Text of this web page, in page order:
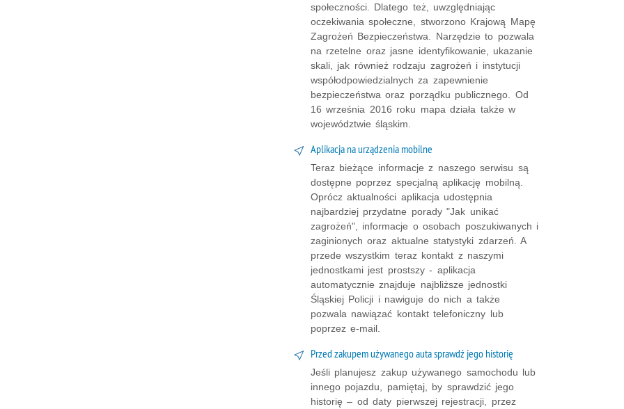
społeczności. Dlatego też, uwzględniając
oczekiwania społeczne, stworzono Krajową Mapę
Zagrożeń Bezpieczeństwa. Narzędzie to pozwala
na rzetelne oraz jasne identyfikowanie, ukazanie
skali, jak również rodzaju zagrożeń i instytucji
współodpowiedzialnych za zapewnienie
bezpieczeństwa oraz porządku publicznego. Od
16 września 2016 roku mapa działa także w
województwie śląskim.
Aplikacja na urządzenia mobilne
Teraz bieżące informacje z naszego serwisu są
dostępne poprzez specjalną aplikację mobilną.
Oprócz aktualności aplikacja udostępnia
najbardziej przydatne porady "Jak unikać
zagrożeń", informacje o osobach poszukiwanych i
zaginionych oraz aktualne statystyki zdarzeń. A
przede wszystkim teraz kontakt z naszymi
jednostkami jest prostszy - aplikacja
automatycznie znajduje najbliższe jednostki
Śląskiej Policji i nawiguje do nich a także
pozwala nawiązać kontakt telefoniczny lub
poprzez e-mail.
Przed zakupem używanego auta sprawdź jego historię
Jeśli planujesz zakup używanego samochodu lub
innego pojazdu, pamiętaj, by sprawdzić jego
historię – od daty pierwszej rejestracji, przez